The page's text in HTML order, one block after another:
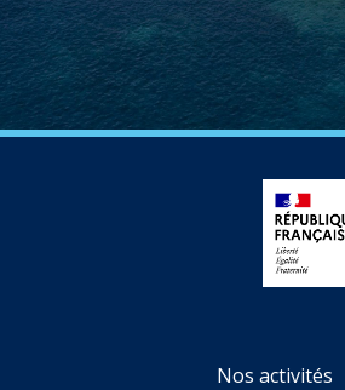
Nos activités